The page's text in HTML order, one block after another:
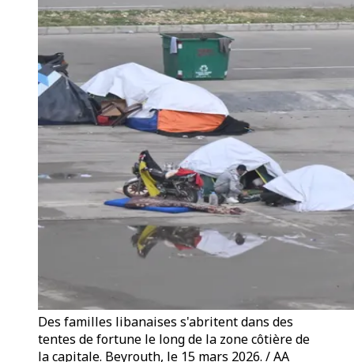
Des familles libanaises s'abritent dans des
tentes de fortune le long de la zone côtière de
la capitale. Beyrouth, le 15 mars 2026. / AA